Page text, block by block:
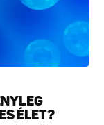
ÉLET?